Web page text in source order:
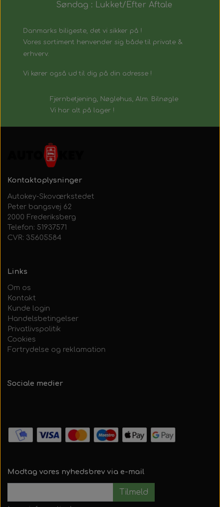
Søndag : Lukket/Efter Aftale
Danmarks biligeste, det vi sikker på !
Vores sortiment henvender sig både til private &
erhverv.
Vi kører også ud til dig på din adresse !
Fjernbetjening, Nøglehus, Alm. Bilnøgle
Vi har alt på lager !
Kontaktoplysninger
Autokey-Skoværkstedet
Peter bangsvej 62
2000 Frederiksberg
Telefon: 51937571
CVR: 35605584
Links
Om os
Kontakt
Kunde login
Handelsbetingelser
Privatlivspolitik
Cookies
Fortrydelse og reklamation
Sociale medier
Modtag vores nyhedsbrev via e-mail
Tilmeld